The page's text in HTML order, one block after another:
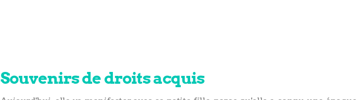
Souvenirs de droits acquis